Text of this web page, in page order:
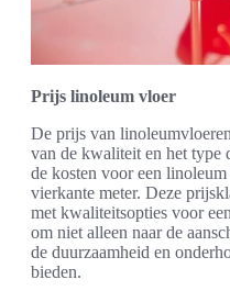
Prijs linoleum vloer
De prijs van
van de kwaliteit en het type
de kosten voor een
vierkante meter. Deze
met kwaliteitsopties voor
om niet alleen naar de
de duurzaamheid en
bieden.